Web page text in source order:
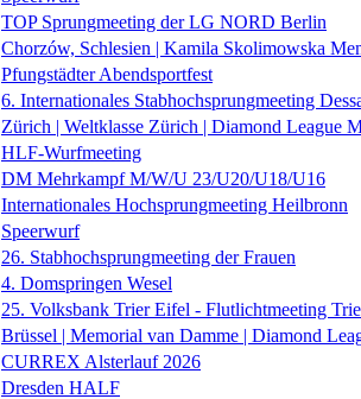
TOP Sprungmeeting der LG NORD Berlin
Chorzów, Schlesien | Kamila Skolimowska
Pfungstädter Abendsportfest
6. Internationales Stabhochsprungmeeting
Zürich | Weltklasse Zürich | Diamond League
HLF-Wurfmeeting
DM Mehrkampf M/W/U 23/U20/U18/U16
Internationales Hochsprungmeeting Heilbronn
Speerwurf
26. Stabhochsprungmeeting der Frauen
4. Domspringen Wesel
25. Volksbank Trier Eifel - Flutlichtmeeting
Brüssel | Memorial van Damme | Diamond
CURREX Alsterlauf 2026
Dresden HALF